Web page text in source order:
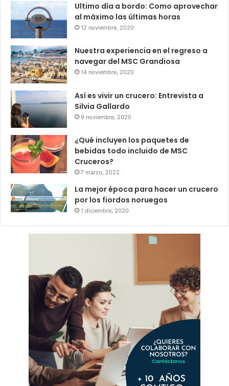
Ultimo día a bordo: Como aprovechar
al máximo las últimas horas
12 noviembre, 2020
Nuestra experiencia en el regreso a
navegar del MSC Grandiosa
14 noviembre, 2020
Así es vivir un crucero: Entrevista a
Silvia Gallardo
9 noviembre, 2020
¿Qué incluyen los paquetes de
bebidas todo incluido de MSC
Cruceros?
7 marzo, 2022
La mejor época para hacer un crucero
por los fiordos noruegos
1 diciembre, 2020